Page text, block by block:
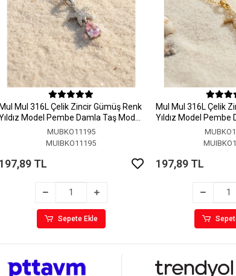
MuI MuI 316L Çelik Zincir Gümüş Renk
Model Pembe Damla Taş Model
MUBKO11195
MUIBKO11195
197,89 TL
Sepete Ekle
MuI MuI 316L Çelik
Yıldız Model Pembe
197,89 TL